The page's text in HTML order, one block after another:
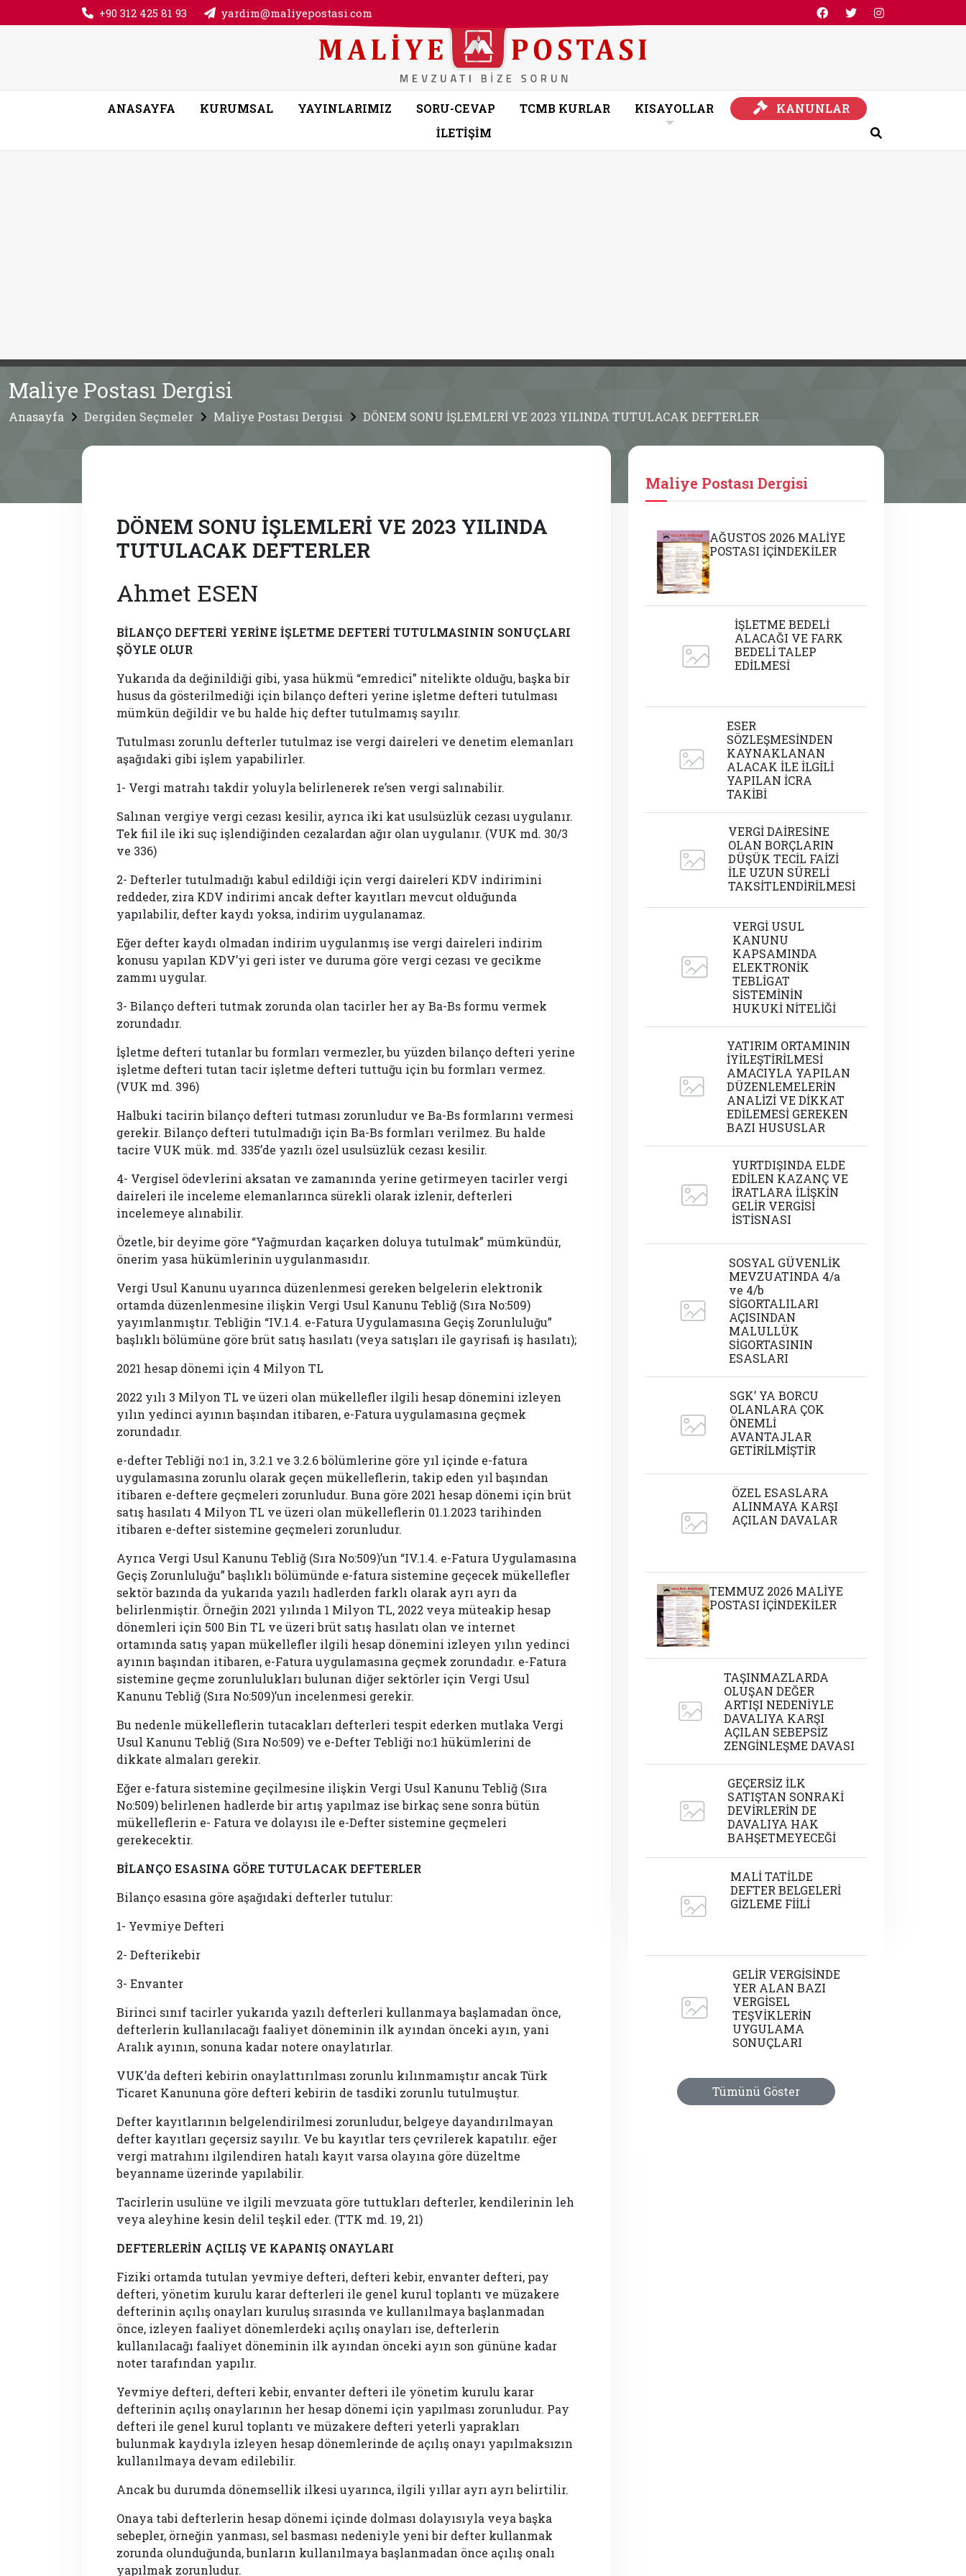
+90 312 425 81 93 yardim@maliyepostasi.com
ANASAYFA KURUMSAL YAYINLARIMIZ SORU-CEVAP TCMB KURLAR KISAYOLLAR KANUNLAR
KANUNLAR
İLETİŞİM
Maliye Postası Dergisi
Anasayfa Dergiden Seçmeler Maliye Postası Dergisi DÖNEM SONU İŞLEMLERİ VE 2023 YILINDA TUTULACAK DEFTERLER
DÖNEM SONU İŞLEMLERİ VE 2023 YILINDA
TUTULACAK DEFTERLER
Ahmet ESEN
BİLANÇO DEFTERİ YERİNE İŞLETME DEFTERİ TUTULMASININ SONUÇLARI
ŞÖYLE OLUR
Yukarıda da değinildiği gibi, yasa hükmü “emredici” nitelikte olduğu, başka bir
husus da gösterilmediği için bilanço defteri yerine işletme defteri tutulması
mümkün değildir ve bu halde hiç defter tutulmamış sayılır.
Tutulması zorunlu defterler tutulmaz ise vergi daireleri ve denetim elemanları
aşağıdaki gibi işlem yapabilirler.
1- Vergi matrahı takdir yoluyla belirlenerek re’sen vergi salınabilir.
Salınan vergiye vergi cezası kesilir, ayrıca iki kat usulsüzlük cezası uygulanır.
Tek fiil ile iki suç işlendiğinden cezalardan ağır olan uygulanır. (VUK md. 30/3
ve 336)
2- Defterler tutulmadığı kabul edildiği için vergi daireleri KDV indirimini
reddeder, zira KDV indirimi ancak defter kayıtları mevcut olduğunda
yapılabilir, defter kaydı yoksa, indirim uygulanamaz.
Eğer defter kaydı olmadan indirim uygulanmış ise vergi daireleri indirim
konusu yapılan KDV’yi geri ister ve duruma göre vergi cezası ve gecikme
zammı uygular.
3- Bilanço defteri tutmak zorunda olan tacirler her ay Ba-Bs formu vermek
zorundadır.
İşletme defteri tutanlar bu formları vermezler, bu yüzden bilanço defteri yerine
işletme defteri tutan tacir işletme defteri tuttuğu için bu formları vermez.
(VUK md. 396)
Halbuki tacirin bilanço defteri tutması zorunludur ve Ba-Bs formlarını vermesi
gerekir. Bilanço defteri tutulmadığı için Ba-Bs formları verilmez. Bu halde
tacire VUK mük. md. 335’de yazılı özel usulsüzlük cezası kesilir.
4- Vergisel ödevlerini aksatan ve zamanında yerine getirmeyen tacirler vergi
daireleri ile inceleme elemanlarınca sürekli olarak izlenir, defterleri
incelemeye alınabilir.
Özetle, bir deyime göre “Yağmurdan kaçarken doluya tutulmak” mümkündür,
önerim yasa hükümlerinin uygulanmasıdır.
Vergi Usul Kanunu uyarınca düzenlenmesi gereken belgelerin elektronik
ortamda düzenlenmesine ilişkin Vergi Usul Kanunu Tebliğ (Sıra No:509)
yayımlanmıştır. Tebliğin “IV.1.4. e-Fatura Uygulamasına Geçiş Zorunluluğu”
başlıklı bölümüne göre brüt satış hasılatı (veya satışları ile gayrisafi iş hasılatı);
2021 hesap dönemi için 4 Milyon TL
2022 yılı 3 Milyon TL ve üzeri olan mükellefler ilgili hesap dönemini izleyen
yılın yedinci ayının başından itibaren, e-Fatura uygulamasına geçmek
zorundadır.
e-defter Tebliği no:1 in, 3.2.1 ve 3.2.6 bölümlerine göre yıl içinde e-fatura
uygulamasına zorunlu olarak geçen mükelleflerin, takip eden yıl başından
itibaren e-deftere geçmeleri zorunludur. Buna göre 2021 hesap dönemi için brüt
satış hasılatı 4 Milyon TL ve üzeri olan mükelleflerin 01.1.2023 tarihinden
itibaren e-defter sistemine geçmeleri zorunludur.
Ayrıca Vergi Usul Kanunu Tebliğ (Sıra No:509)’un “IV.1.4. e-Fatura Uygulamasına
Geçiş Zorunluluğu” başlıklı bölümünde e-fatura sistemine geçecek mükellefler
sektör bazında da yukarıda yazılı hadlerden farklı olarak ayrı ayrı da
belirlenmiştir. Örneğin 2021 yılında 1 Milyon TL, 2022 veya müteakip hesap
dönemleri için 500 Bin TL ve üzeri brüt satış hasılatı olan ve internet
ortamında satış yapan mükellefler ilgili hesap dönemini izleyen yılın yedinci
ayının başından itibaren, e-Fatura uygulamasına geçmek zorundadır. e-Fatura
sistemine geçme zorunlulukları bulunan diğer sektörler için Vergi Usul
Kanunu Tebliğ (Sıra No:509)’un incelenmesi gerekir.
Bu nedenle mükelleflerin tutacakları defterleri tespit ederken mutlaka Vergi
Usul Kanunu Tebliğ (Sıra No:509) ve e-Defter Tebliği no:1 hükümlerini de
dikkate almaları gerekir.
Eğer e-fatura sistemine geçilmesine ilişkin Vergi Usul Kanunu Tebliğ (Sıra
No:509) belirlenen hadlerde bir artış yapılmaz ise birkaç sene sonra bütün
mükelleflerin e- Fatura ve dolayısı ile e-Defter sistemine geçmeleri
gerekecektir.
BİLANÇO ESASINA GÖRE TUTULACAK DEFTERLER
Bilanço esasına göre aşağıdaki defterler tutulur:
1- Yevmiye Defteri
2- Defterikebir
3- Envanter
Birinci sınıf tacirler yukarıda yazılı defterleri kullanmaya başlamadan önce,
defterlerin kullanılacağı faaliyet döneminin ilk ayından önceki ayın, yani
Aralık ayının, sonuna kadar notere onaylatırlar.
VUK’da defteri kebirin onaylattırılması zorunlu kılınmamıştır ancak Türk
Ticaret Kanununa göre defteri kebirin de tasdiki zorunlu tutulmuştur.
Defter kayıtlarının belgelendirilmesi zorunludur, belgeye dayandırılmayan
defter kayıtları geçersiz sayılır. Ve bu kayıtlar ters çevrilerek kapatılır. eğer
vergi matrahını ilgilendiren hatalı kayıt varsa olayına göre düzeltme
beyanname üzerinde yapılabilir.
Tacirlerin usulüne ve ilgili mevzuata göre tuttukları defterler, kendilerinin leh
veya aleyhine kesin delil teşkil eder. (TTK md. 19, 21)
DEFTERLERİN AÇILIŞ VE KAPANIŞ ONAYLARI
Fiziki ortamda tutulan yevmiye defteri, defteri kebir, envanter defteri, pay
defteri, yönetim kurulu karar defterleri ile genel kurul toplantı ve müzakere
defterinin açılış onayları kuruluş sırasında ve kullanılmaya başlanmadan
önce, izleyen faaliyet dönemlerdeki açılış onayları ise, defterlerin
kullanılacağı faaliyet döneminin ilk ayından önceki ayın son gününe kadar
noter tarafından yapılır.
Yevmiye defteri, defteri kebir, envanter defteri ile yönetim kurulu karar
defterinin açılış onaylarının her hesap dönemi için yapılması zorunludur. Pay
defteri ile genel kurul toplantı ve müzakere defteri yeterli yaprakları
bulunmak kaydıyla izleyen hesap dönemlerinde de açılış onayı yapılmaksızın
kullanılmaya devam edilebilir.
Ancak bu durumda dönemsellik ilkesi uyarınca, ilgili yıllar ayrı ayrı belirtilir.
Onaya tabi defterlerin hesap dönemi içinde dolması dolayısıyla veya başka
sebepler, örneğin yanması, sel basması nedeniyle yeni bir defter kullanmak
zorunda olunduğunda, bunların kullanılmaya başlanmadan önce açılış onalı
yapılmak zorunludur.
Maliye Postası Dergisi
AĞUSTOS 2026 MALİYE
POSTASI İÇİNDEKİLER
İŞLETME BEDELİ
ALACAĞI VE FARK
BEDELİ TALEP
EDİLMESİ
ESER
SÖZLEŞMESİNDEN
KAYNAKLANAN
ALACAK İLE İLGİLİ
YAPILAN İCRA
TAKİBİ
VERGİ DAİRESİNE
OLAN BORÇLARIN
DÜŞÜK TECİL FAİZİ
İLE UZUN SÜRELİ
TAKSİTLENDİRİLMESİ
VERGİ USUL
KANUNU
KAPSAMINDA
ELEKTRONİK
TEBLİGAT
SİSTEMİNİN
HUKUKİ NİTELİĞİ
YATIRIM ORTAMININ
İYİLEŞTİRİLMESİ
AMACIYLA YAPILAN
DÜZENLEMELERİN
ANALİZİ VE DİKKAT
EDİLEMESİ GEREKEN
BAZI HUSUSLAR
YURTDIŞINDA ELDE
EDİLEN KAZANÇ VE
İRATLARA İLİŞKİN
GELİR VERGİSİ
İSTİSNASI
SOSYAL GÜVENLİK
MEVZUATINDA 4/a
ve 4/b
SİGORTALILARI
AÇISINDAN
MALULLÜK
SİGORTASININ
ESASLARI
SGK’ YA BORCU
OLANLARA ÇOK
ÖNEMLİ
AVANTAJLAR
GETİRİLMİŞTİR
ÖZEL ESASLARA
ALINMAYA KARŞI
AÇILAN DAVALAR
TEMMUZ 2026 MALİYE
POSTASI İÇİNDEKİLER
TAŞINMAZLARDA
OLUŞAN DEĞER
ARTIŞI NEDENİYLE
DAVALIYA KARŞI
AÇILAN SEBEPSİZ
ZENGİNLEŞME DAVASI
GEÇERSİZ İLK
SATIŞTAN SONRAKİ
DEVİRLERİN DE
DAVALIYA HAK
BAHŞETMEYECEĞİ
MALİ TATİLDE
DEFTER BELGELERİ
GİZLEME FİİLİ
GELİR VERGİSİNDE
YER ALAN BAZI
VERGİSEL
TEŞVİKLERİN
UYGULAMA
SONUÇLARI
Tümünü Göster